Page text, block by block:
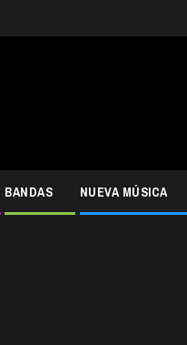
BANDAS NUEVA MÚSICA